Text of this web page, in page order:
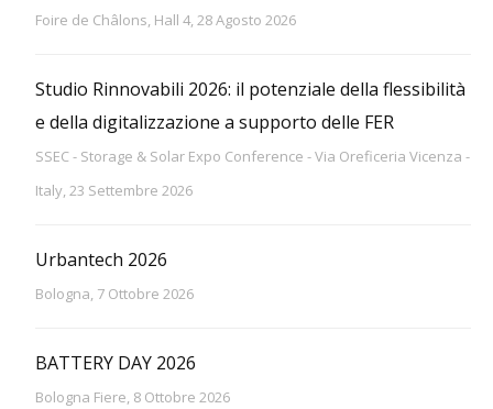
Foire de Châlons, Hall 4, 28 Agosto 2026
Studio Rinnovabili 2026: il potenziale della flessibilità
e della digitalizzazione a supporto delle FER
SSEC - Storage & Solar Expo Conference - Via Oreficeria Vicenza -
Italy, 23 Settembre 2026
Urbantech 2026
Bologna, 7 Ottobre 2026
BATTERY DAY 2026
Bologna Fiere, 8 Ottobre 2026